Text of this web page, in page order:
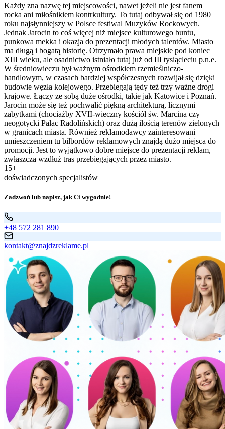
Każdy zna nazwę tej miejscowości, nawet jeżeli nie jest fanem
rocka ani miłośnikiem kontrkultury. To tutaj odbywał się od 1980
roku najsłynniejszy w Polsce festiwal Muzyków Rockowych.
Jednak Jarocin to coś więcej niż miejsce kulturowego buntu,
punkowa mekka i okazja do prezentacji młodych talentów. Miasto
ma długą i bogatą historię. Otrzymało prawa miejskie pod koniec
XIII wieku, ale osadnictwo istniało tutaj już od III tysiącleciu p.n.e.
W średniowieczu był ważnym ośrodkiem rzemieślniczo-
handlowym, w czasach bardziej współczesnych rozwijał się dzięki
budowie węzła kolejowego. Przebiegają tędy też trzy ważne drogi
krajowe. Łączy ze sobą duże ośrodki, takie jak Katowice i Poznań.
Jarocin może się też pochwalić piękną architekturą, licznymi
zabytkami (chociażby XVII-wieczny kościół św. Marcina czy
neogotycki Pałac Radolińskich) oraz dużą ilością terenów zielonych
w granicach miasta. Również reklamodawcy zainteresowani
umieszczeniem tu bilbordów reklamowych znajdą dużo miejsca do
promocji. Jest to wyjątkowo dobre miejsce do prezentacji reklam,
zwłaszcza wzdłuż tras przebiegających przez miasto.
15+
doświadczonych specjalistów
Zadzwoń lub napisz, jak Ci wygodnie!
+48 572 281 890
kontakt@znajdzreklame.pl